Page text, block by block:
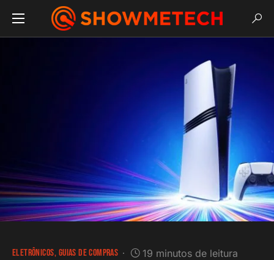
ELETRÔNICOS GUIAS DE COMPRAS 19 minutos de leitura